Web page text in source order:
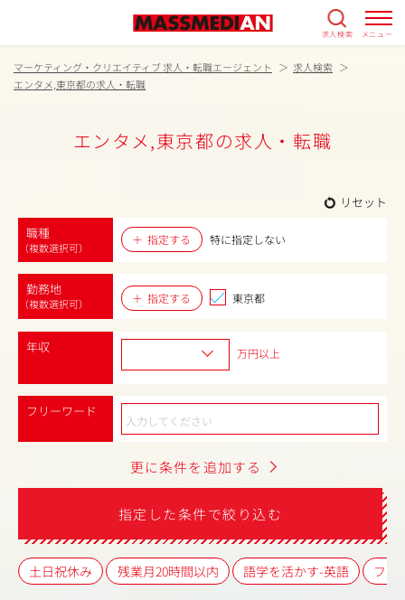
求人検索 メニュー
マーケティング・クリエイティブ 求人・転職エージェント
求人検索
エンタメ,東京都の求人・転職
エンタメ,東京都の求人・転職
リセット
職種
（複数選択可）
指定する 特に指定しない
勤務地
（複数選択可） 指定する 東京都
年収 万円以上
フリーワード
更に条件を追加する
指定した条件で絞り込む
土日祝休み 残業月20時間以内 語学を活かす-英語 フレ